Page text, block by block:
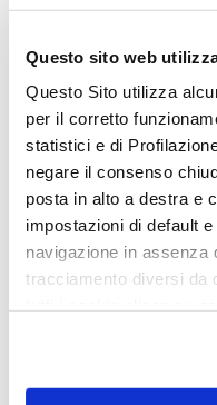
Questo sito web
Questo Sito utilizza
per il corretto
statistici e di
negare il consenso
posta in alto a destra e
impostazioni di default
navigazione in assenza
tracciamento diversi da
su acconsento
qui. Cliccando sul tasto
Pegaso 740
Pegaso 590
Zefiro 696
T-Line 700